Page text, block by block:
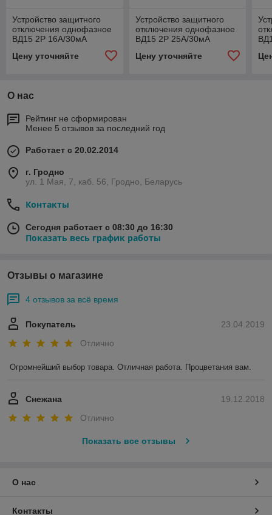
Устройство защитного
отключения однофазное
ВД15 2Р 16А/30мА
Цену уточняйте
Устройство защитного
отключения однофазное
ВД15 2Р 25А/30мА
Цену уточняйте
О нас
Рейтинг не сформирован
Менее 5 отзывов за последний год
Работает с 20.02.2014
г. Гродно
ул. 1 Мая, 7, каб. 56, Гродно, Беларусь
Контакты
Сегодня работает с 08:30 до 16:30
Показать весь график работы
Отзывы о магазине
4 отзывов за всё время
23.04.2019
Покупатель
Отлично
Огромнейший выбор товара. Отличная работа. Процветания вам.
19.12.2018
Снежана
Отлично
Показать все отзывы
О нас
Контакты